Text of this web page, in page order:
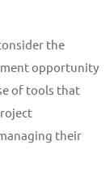
the
opportunity
of tools that
their